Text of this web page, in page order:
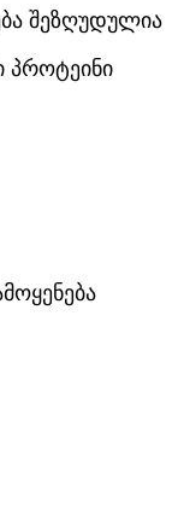
შეზღუდულია
პროტეინი